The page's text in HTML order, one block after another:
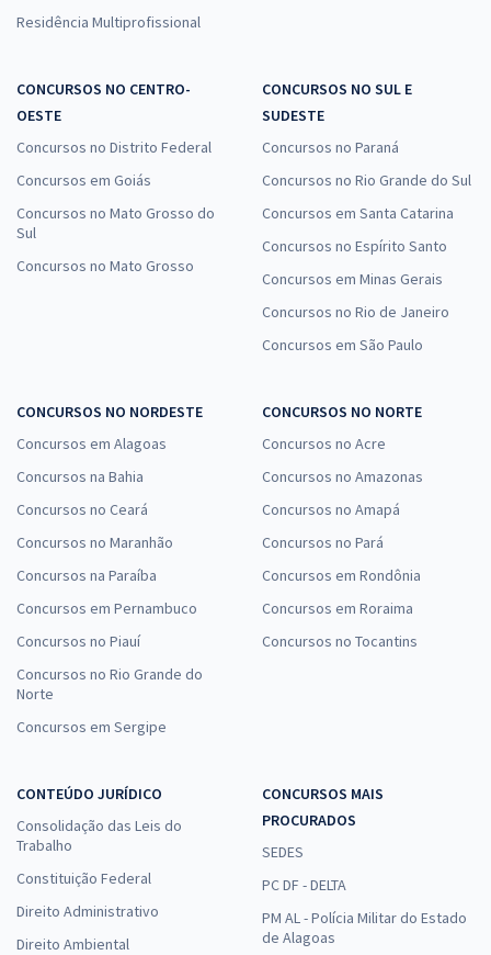
Residência Multiprofissional
CONCURSOS NO CENTRO-
OESTE
Concursos no Distrito Federal
Concursos em Goiás
Concursos no Mato Grosso do
Sul
Concursos no Mato Grosso
CONCURSOS NO SUL E
SUDESTE
Concursos no Paraná
Concursos no Rio Grande do Sul
Concursos em Santa Catarina
Concursos no Espírito Santo
Concursos em Minas Gerais
Concursos no Rio de Janeiro
Concursos em São Paulo
CONCURSOS NO NORDESTE
Concursos em Alagoas
Concursos na Bahia
Concursos no Ceará
Concursos no Maranhão
Concursos na Paraíba
Concursos em Pernambuco
Concursos no Piauí
Concursos no Rio Grande do
Norte
Concursos em Sergipe
CONCURSOS NO NORTE
Concursos no Acre
Concursos no Amazonas
Concursos no Amapá
Concursos no Pará
Concursos em Rondônia
Concursos em Roraima
Concursos no Tocantins
CONTEÚDO JURÍDICO
Consolidação das Leis do
Trabalho
Constituição Federal
Direito Administrativo
Direito Ambiental
CONCURSOS MAIS
PROCURADOS
SEDES
PC DF - DELTA
PM AL - Polícia Militar do Estado
de Alagoas